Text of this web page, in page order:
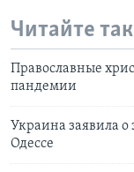
Читайте
Православные
пандемии
Украина заявила о
Одессе